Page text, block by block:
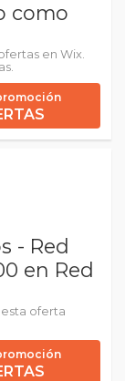
como
en Wix.
- Red
en Red
oferta